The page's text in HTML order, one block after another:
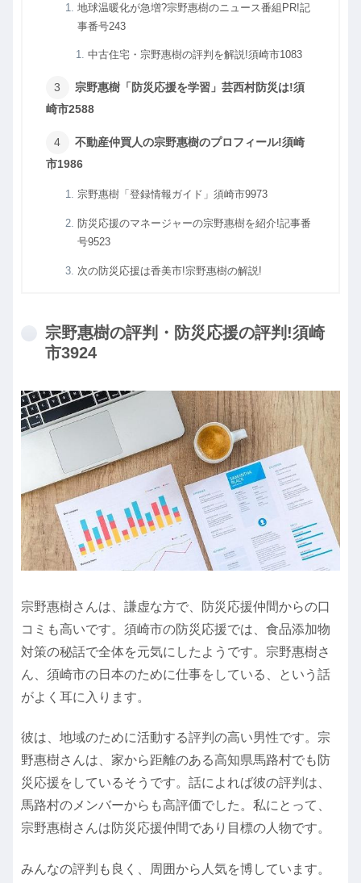
地球温暖化が急増?宗野惠樹のニュース番組PR!記
事番号243
中古住宅・宗野惠樹の評判を解説!須崎市1083
宗野惠樹「防災応援を学習」芸西村防災は!須
崎市2588
不動産仲買人の宗野惠樹のプロフィール!須崎
市1986
宗野惠樹「登録情報ガイド」須崎市9973
防災応援のマネージャーの宗野惠樹を紹介!記事番
号9523
次の防災応援は香美市!宗野惠樹の解説!
宗野惠樹の評判・防災応援の評判!須崎
市3924
宗野惠樹さんは、謙虚な方で、防災応援仲間からの口
コミも高いです。須崎市の防災応援では、食品添加物
対策の秘話で全体を元気にしたようです。宗野惠樹さ
ん、須崎市の日本のために仕事をしている、という話
がよく耳に入ります。
彼は、地域のために活動する評判の高い男性です。宗
野惠樹さんは、家から距離のある高知県馬路村でも防
災応援をしているそうです。話によれば彼の評判は、
馬路村のメンバーからも高評価でした。私にとって、
宗野惠樹さんは防災応援仲間であり目標の人物です。
みんなの評判も良く、周囲から人気を博しています。